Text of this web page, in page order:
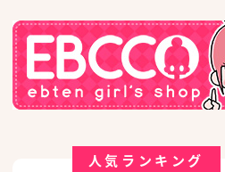
人気ランキング